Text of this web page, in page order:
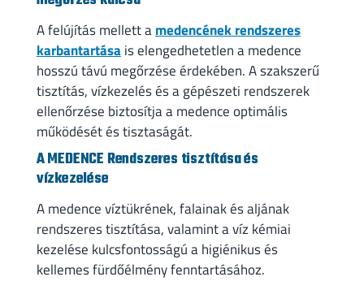
A felújítás mellett amedencének rendszeres
karbantartása is elengedhetetlen a medence
hosszú távú megőrzése érdekében. A szakszerű
tisztítás, vízkezelés és a gépészeti rendszerek
ellenőrzése biztosítja a medence optimális
működését és tisztaságát.
A MEDENCE Rendszeres tisztítása és
vízkezelése
A medence víztükrének, falainak és aljának
rendszeres tisztítása, valamint a víz kémiai
kezelése kulcsfontosságú a higiénikus és
kellemes fürdőélmény fenntartásához.